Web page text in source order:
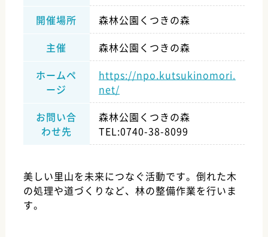
開催場所
森林公園くつきの森
主催
森林公園くつきの森
ホームペ
ージ
https://npo.kutsukinomori.
net/
お問い合
わせ先
森林公園くつきの森
TEL:0740-38-8099
美しい里山を未来につなぐ活動です。倒れた木
の処理や道づくりなど、林の整備作業を行いま
す。